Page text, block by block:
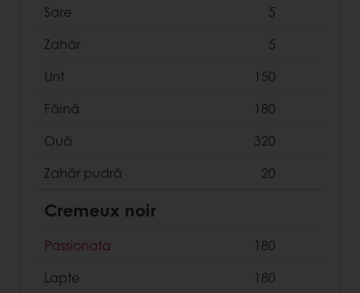
Sare
5
Zahăr
5
Unt
150
Făină
180
Ouă
320
Zahăr pudră
20
Cremeux noir
Passionata
180
Lapte
180